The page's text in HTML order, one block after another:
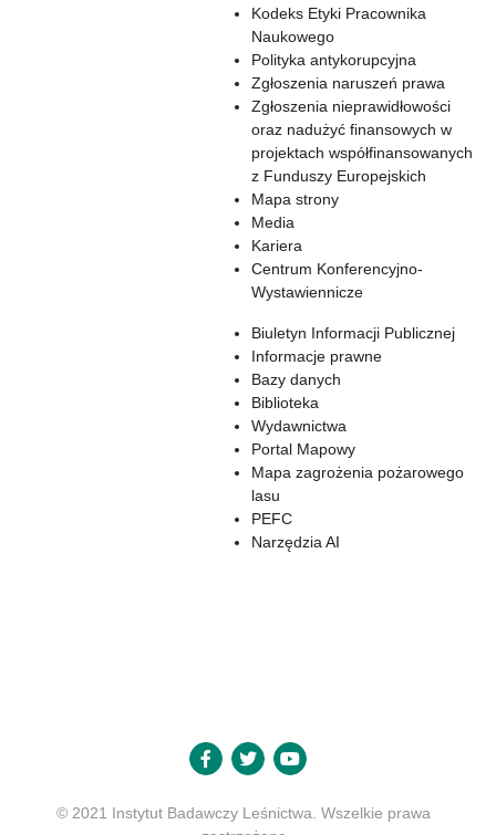
Kodeks Etyki Pracownika
Naukowego
Polityka antykorupcyjna
Zgłoszenia naruszeń prawa
Zgłoszenia nieprawidłowości
oraz nadużyć finansowych w
projektach współfinansowanych
z Funduszy Europejskich
Mapa strony
Media
Kariera
Centrum Konferencyjno-
Wystawiennicze
Biuletyn Informacji Publicznej
Informacje prawne
Bazy danych
Biblioteka
Wydawnictwa
Portal Mapowy
Mapa zagrożenia pożarowego
lasu
PEFC
Narzędzia AI
© 2021 Instytut Badawczy Leśnictwa. Wszelkie prawa